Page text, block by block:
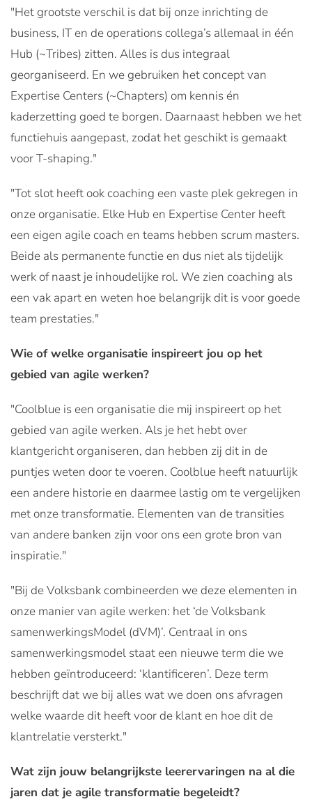
"Het grootste verschil is dat bij onze inrichting de
business, IT en de operations collega’s allemaal in één
Hub (~Tribes) zitten. Alles is dus integraal
georganiseerd. En we gebruiken het concept van
Expertise Centers (~Chapters) om kennis én
kaderzetting goed te borgen. Daarnaast hebben we het
functiehuis aangepast, zodat het geschikt is gemaakt
voor T-shaping."
"Tot slot heeft ook coaching een vaste plek gekregen in
onze organisatie. Elke Hub en Expertise Center heeft
een eigen agile coach en teams hebben scrum masters.
Beide als permanente functie en dus niet als tijdelijk
werk of naast je inhoudelijke rol. We zien coaching als
een vak apart en weten hoe belangrijk dit is voor goede
team prestaties."
Wie of welke organisatie inspireert jou op het
gebied van agile werken?
"Coolblue is een organisatie die mij inspireert op het
gebied van agile werken. Als je het hebt over
klantgericht organiseren, dan hebben zij dit in de
puntjes weten door te voeren. Coolblue heeft natuurlijk
een andere historie en daarmee lastig om te vergelijken
met onze transformatie. Elementen van de transities
van andere banken zijn voor ons een grote bron van
inspiratie."
"Bij de Volksbank combineerden we deze elementen in
onze manier van agile werken: het ‘de Volksbank
samenwerkingsModel (dVM)’. Centraal in ons
samenwerkingsmodel staat een nieuwe term die we
hebben geïntroduceerd: ‘klantificeren’. Deze term
beschrijft dat we bij alles wat we doen ons afvragen
welke waarde dit heeft voor de klant en hoe dit de
klantrelatie versterkt."
Wat zijn jouw belangrijkste leerervaringen na al die
jaren dat je agile transformatie begeleidt?